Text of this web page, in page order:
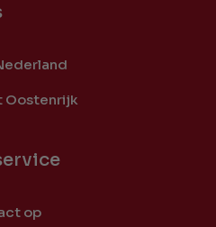
Oostenrijk
op